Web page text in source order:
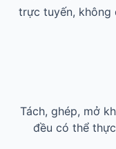
trực tuyến, không
Tách, ghép, mở
đều có thể